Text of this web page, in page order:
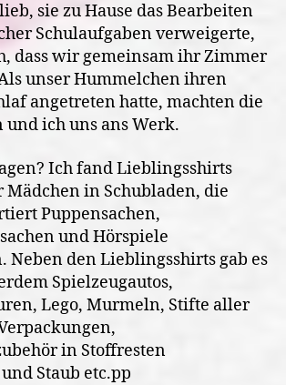
sie zu Hause das Bearbeiten
Schulaufgaben verweigerte,
dass wir gemeinsam ihr Zimmer
unser Hummelchen ihren
angetreten hatte, machten die
ich uns ans Werk.
Ich fand Lieblingsshirts
in Schubladen, die
Puppensachen,
und Hörspiele
Neben den Lieblingsshirts gab es
Spielzeugautos,
Lego, Murmeln, Stifte aller
in Stoffresten
Staub etc.pp